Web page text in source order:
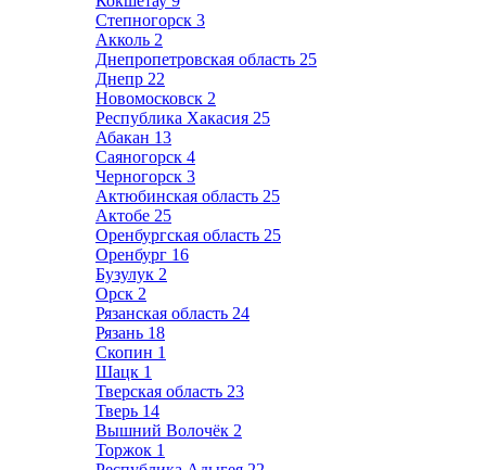
Степногорск 3
Акколь 2
Днепропетровская область 25
Днепр 22
Новомосковск 2
Республика Хакасия 25
Абакан 13
Саяногорск 4
Черногорск 3
Актюбинская область 25
Актобе 25
Оренбургская область 25
Оренбург 16
Бузулук 2
Орск 2
Рязанская область 24
Рязань 18
Скопин 1
Шацк 1
Тверская область 23
Тверь 14
Вышний Волочёк 2
Торжок 1